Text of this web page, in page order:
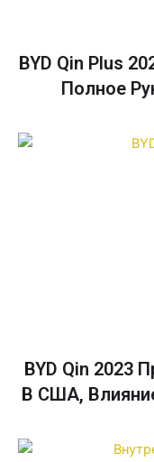
BYD Qin Plus
Полное
BYD Qin 2023
В США,